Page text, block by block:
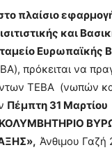
πλαίσιο
και
Ευρωπαϊκής
πρόκειται να
ΤΕΒΑ (νωπών
Πέμπτη 31 Μαρτίου
ΚΟΛΥΜΒΗΤΗΡΙΟ
, Άνθιμου Γαζή